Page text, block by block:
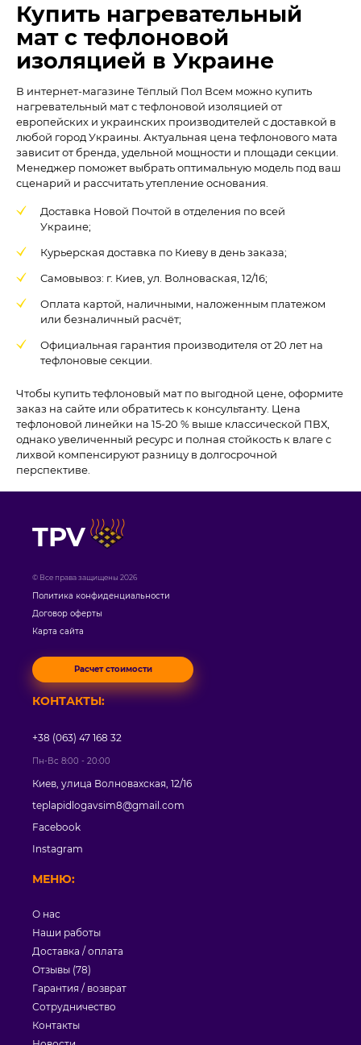
Купить нагревательный
мат с тефлоновой
изоляцией в Украине
В интернет-магазине Тёплый Пол Всем можно купить
нагревательный мат с тефлоновой изоляцией от
европейских и украинских производителей с доставкой в
любой город Украины. Актуальная цена тефлонового мата
зависит от бренда, удельной мощности и площади секции.
Менеджер поможет выбрать оптимальную модель под ваш
сценарий и рассчитать утепление основания.
Доставка Новой Почтой в отделения по всей
Украине;
Курьерская доставка по Киеву в день заказа;
Самовывоз: г. Киев, ул. Волноваская, 12/16;
Оплата картой, наличными, наложенным платежом
или безналичный расчёт;
Официальная гарантия производителя от 20 лет на
тефлоновые секции.
Чтобы купить тефлоновый мат по выгодной цене, оформите
заказ на сайте или обратитесь к консультанту. Цена
тефлоновой линейки на 15-20 % выше классической ПВХ,
однако увеличенный ресурс и полная стойкость к влаге с
лихвой компенсируют разницу в долгосрочной
перспективе.
TPV
© Все права защищены 2026
Политика конфиденциальности
Договор оферты
Карта сайта
Расчет стоимости
МЕНЮ:
О нас
Наши работы
Доставка / оплата
Отзывы (78)
Гарантия / возврат
Сотрудничество
Контакты
КОНТАКТЫ:
+38 (063) 47 168 32
Пн-Вс 8:00 - 20:00
Киев, улица Волновахская, 12/16
teplapidlogavsim8@gmail.com
Facebook
Instagram